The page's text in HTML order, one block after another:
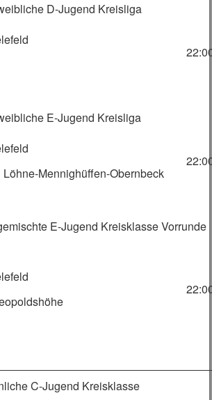
D-Jugend Kreisliga
E-Jugend Kreisliga
Mennighüffen-Obernbeck
E-Jugend Kreisklasse Vorrunde
C-Jugend Kreisklasse